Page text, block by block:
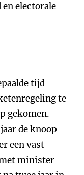
electorale
tijd
te
gekomen.
de knoop
een vast
minister